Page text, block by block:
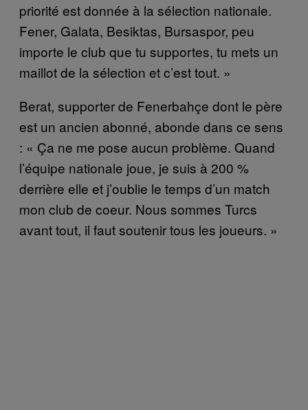
priorité est donnée à la sélection nationale.
Fener, Galata, Besiktas, Bursaspor, peu
importe le club que tu supportes, tu mets un
maillot de la sélection et c’est tout. »
Berat, supporter de Fenerbahçe dont le père
est un ancien abonné, abonde dans ce sens
: « Ça ne me pose aucun problème. Quand
l’équipe nationale joue, je suis à 200 %
derrière elle et j’oublie le temps d’un match
mon club de coeur. Nous sommes Turcs
avant tout, il faut soutenir tous les joueurs. »